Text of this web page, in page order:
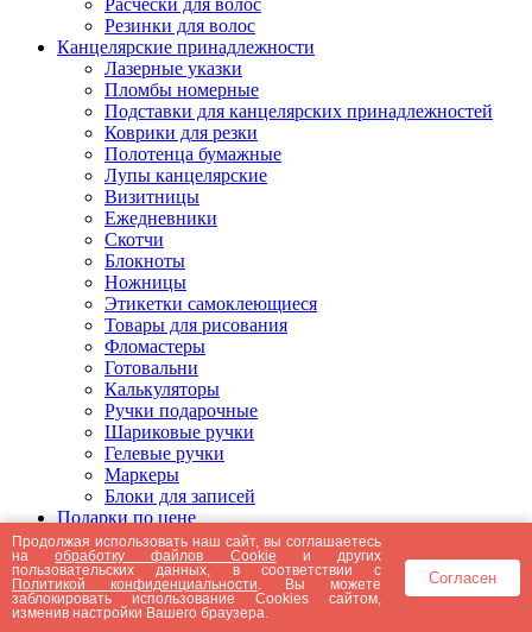
Расчески для волос
Резинки для волос
Канцелярские принадлежности
Лазерные указки
Пломбы номерные
Подставки для канцелярских принадлежностей
Коврики для резки
Полотенца бумажные
Лупы канцелярские
Визитницы
Ежедневники
Скотчи
Блокноты
Ножницы
Этикетки самоклеющиеся
Товары для рисования
Фломастеры
Готовальни
Калькуляторы
Ручки подарочные
Шариковые ручки
Гелевые ручки
Маркеры
Блоки для записей
Подарки по цене
Подарки от 5000 рублей
Подарки до 5000 рублей
Подарки до 3000 рублей
Подарки до 2000 рублей
Подарки до 1000 рублей
Продолжая использовать наш сайт, вы соглашаетесь
наобработку файлов Cookie и других
пользовательских данных, в соответствии с
Политикой конфиденциальности . Вы можете
заблокировать использование Cookies сайтом,
изменив настройки Вашего браузера.
Согласен